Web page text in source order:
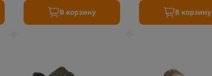
В корзину В корзину